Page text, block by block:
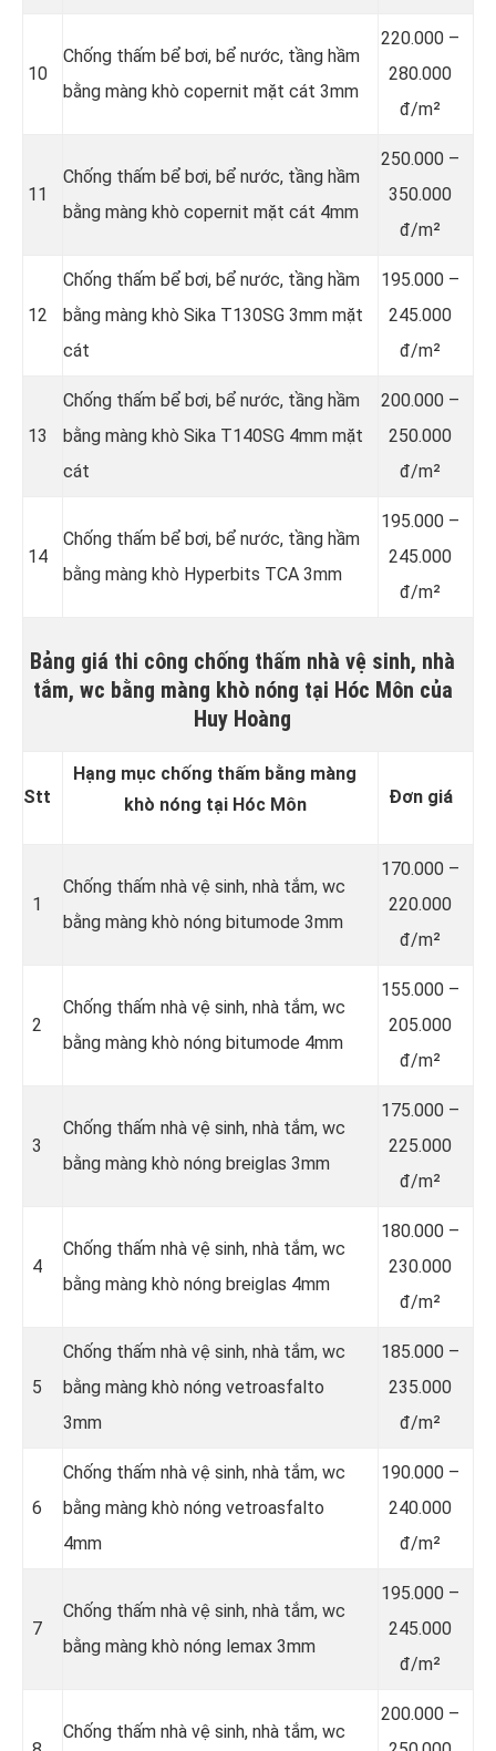
10
Chống thấm bể bơi, bể nước, tầng hầm
bằng màng khò copernit mặt cát 3mm
220.000 –
280.000
đ/m²
11
Chống thấm bể bơi, bể nước, tầng hầm
bằng màng khò copernit mặt cát 4mm
250.000 –
350.000
đ/m²
12
Chống thấm bể bơi, bể nước, tầng hầm
bằng màng khò Sika T130SG 3mm mặt
cát
195.000 –
245.000
đ/m²
13
Chống thấm bể bơi, bể nước, tầng hầm
bằng màng khò Sika T140SG 4mm mặt
cát
200.000 –
250.000
đ/m²
14
Chống thấm bể bơi, bể nước, tầng hầm
bằng màng khò Hyperbits TCA 3mm
195.000 –
245.000
đ/m²
Bảng giá thi công chống thấm nhà vệ sinh, nhà
tắm, wc bằng màng khò nóng tại Hóc Môn của
Huy Hoàng
Stt
Hạng mục chống thấm bằng màng
khò nóng tại Hóc Môn
Đơn giá
1
Chống thấm nhà vệ sinh, nhà tắm, wc
bằng màng khò nóng bitumode 3mm
170.000 –
220.000
đ/m²
2
Chống thấm nhà vệ sinh, nhà tắm, wc
bằng màng khò nóng bitumode 4mm
155.000 –
205.000
đ/m²
3
Chống thấm nhà vệ sinh, nhà tắm, wc
bằng màng khò nóng breiglas 3mm
175.000 –
225.000
đ/m²
4
Chống thấm nhà vệ sinh, nhà tắm, wc
bằng màng khò nóng breiglas 4mm
180.000 –
230.000
đ/m²
5
Chống thấm nhà vệ sinh, nhà tắm, wc
bằng màng khò nóng vetroasfalto
3mm
185.000 –
235.000
đ/m²
6
Chống thấm nhà vệ sinh, nhà tắm, wc
bằng màng khò nóng vetroasfalto
4mm
190.000 –
240.000
đ/m²
7
Chống thấm nhà vệ sinh, nhà tắm, wc
bằng màng khò nóng lemax 3mm
195.000 –
245.000
đ/m²
Chống thấm nhà vệ sinh, nhà tắm, wc
200.000 –